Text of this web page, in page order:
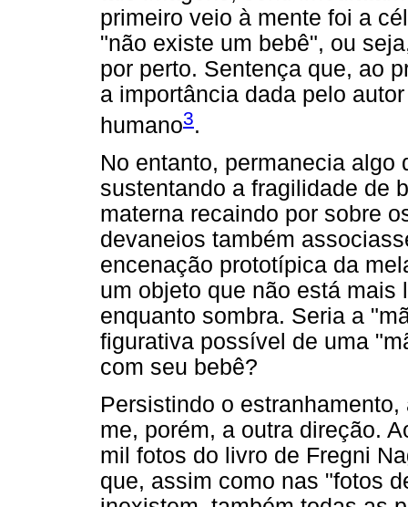
primeiro veio à mente foi a
"não existe um bebê", ou
por perto. Sentença que, ao
a importância dada pelo
humano3.
No entanto, permanecia
sustentando a fragilidade de
materna recaindo por sobre
devaneios também
encenação prototípica da
um objeto que não está
enquanto sombra. Seria a
figurativa possível de uma
com seu bebê?
Persistindo o
me, porém, a outra direção.
mil fotos do livro de Fregni
que, assim como nas "fotos